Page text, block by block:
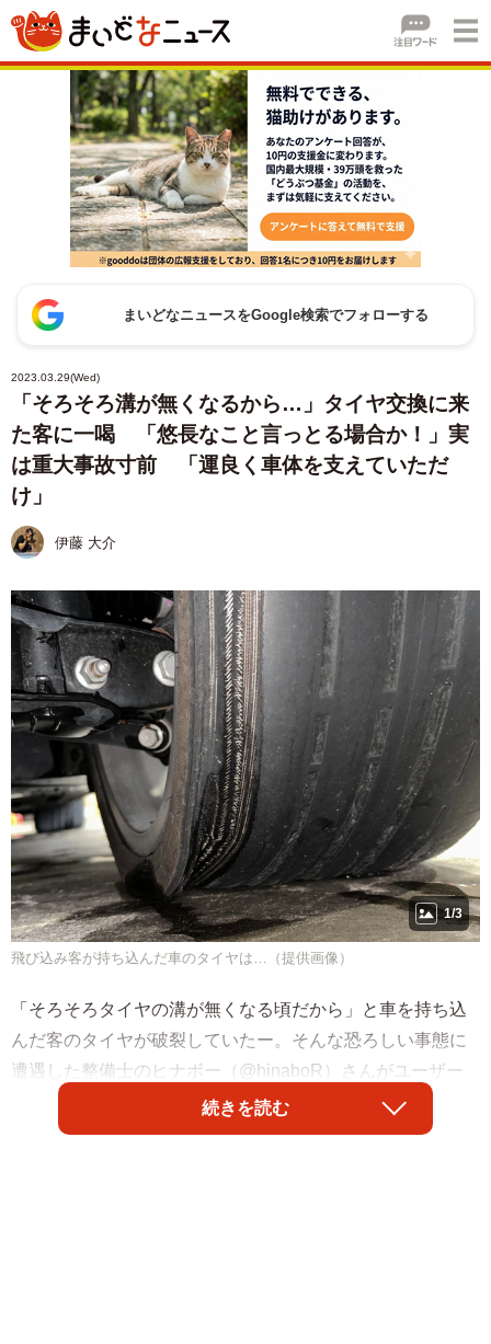
まいどなニュースをGoogle検索でフォローする
2023.03.29(Wed)
「そろそろ溝が無くなるから…」タイヤ交換に来
た客に一喝 「悠長なこと言っとる場合か！」実
は重大事故寸前 「運良く車体を支えていただ
け」
伊藤 大介
1/3
飛び込み客が持ち込んだ車のタイヤは…（提供画像）
「そろそろタイヤの溝が無くなる頃だから」と車を持ち込
んだ客のタイヤが破裂していたー。そんな恐ろしい事態に
遭遇した整備士のヒナボー（@hinaboR）さんがユーザー
に警告を発しています。続きを読む